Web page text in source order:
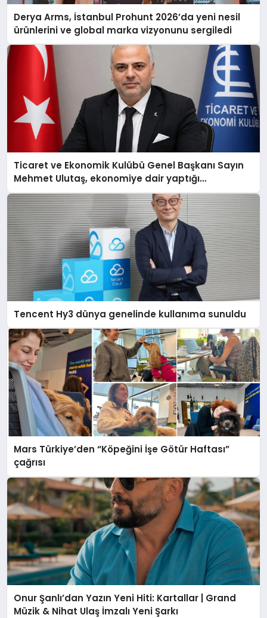
Derya Arms, İstanbul Prohunt 2026’da yeni nesil
ürünlerini ve global marka vizyonunu sergiledi
Ticaret ve Ekonomik Kulübü Genel Başkanı Sayın
Mehmet Ulutaş, ekonomiye dair yaptığı
açıklamada şunları kaydetti:
Tencent Hy3 dünya genelinde kullanıma sunuldu
Mars Türkiye’den “Köpeğini İşe Götür Haftası”
çağrısı
Onur Şanlı’dan Yazın Yeni Hiti: Kartallar | Grand
Müzik & Nihat Ulaş İmzalı Yeni Şarkı